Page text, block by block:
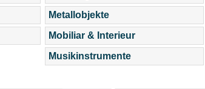
Metallobjekte
Mobiliar & Interieur
Musikinstrumente